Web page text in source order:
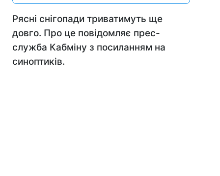
Рясні снігопади триватимуть ще
довго. Про це повідомляє прес-
служба Кабміну з посиланням на
синоптиків.